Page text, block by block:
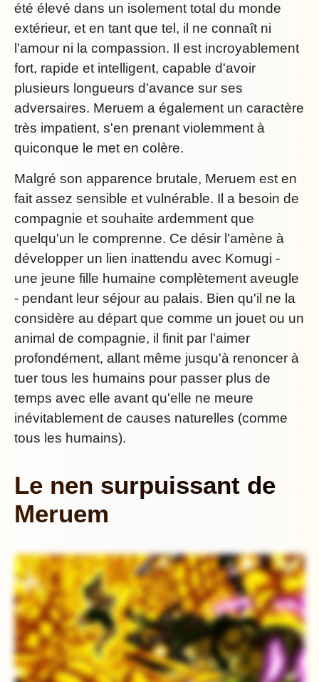
été élevé dans un isolement total du monde
extérieur, et en tant que tel, il ne connaît ni
l'amour ni la compassion. Il est incroyablement
fort, rapide et intelligent, capable d'avoir
plusieurs longueurs d'avance sur ses
adversaires. Meruem a également un caractère
très impatient, s'en prenant violemment à
quiconque le met en colère.
Malgré son apparence brutale, Meruem est en
fait assez sensible et vulnérable. Il a besoin de
compagnie et souhaite ardemment que
quelqu'un le comprenne. Ce désir l'amène à
développer un lien inattendu avec Komugi -
une jeune fille humaine complètement aveugle
- pendant leur séjour au palais. Bien qu'il ne la
considère au départ que comme un jouet ou un
animal de compagnie, il finit par l'aimer
profondément, allant même jusqu'à renoncer à
tuer tous les humains pour passer plus de
temps avec elle avant qu'elle ne meure
inévitablement de causes naturelles (comme
tous les humains).
Le nen surpuissant de
Meruem